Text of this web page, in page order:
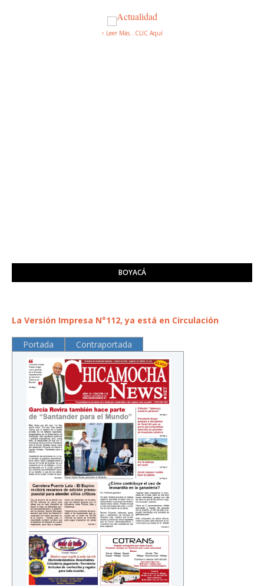
↑ Leer Más...CLIC Aquí
BOYACÁ
La Versión Impresa N°112, ya está en Circulación
Portada Contraportada